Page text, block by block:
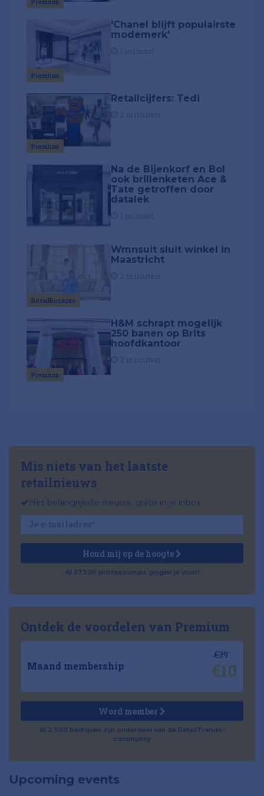
Premium
'Chanel blijft populairste
modemerk'
Premium
Retailcijfers: Tedi
Na de Bijenkorf en Bol
ook brillenketen Ace &
Tate getroffen door
datalek
RetailRookies
Wmnsuit sluit winkel in
Maastricht
Premium
H&M schrapt mogelijk
250 banen op Brits
hoofdkantoor
Mis niets van het laatste
retailnieuws
Het belangrijkste nieuws, gratis in je inbox
Houd mij op de hoogte
Al 57.500 professionals gingen je voor!
Ontdek de voordelen van Premium
Maand membership
€39
€10
Word member
Al 2.500 bedrijven zijn onderdeel van de RetailTrends-
community
Upcoming events